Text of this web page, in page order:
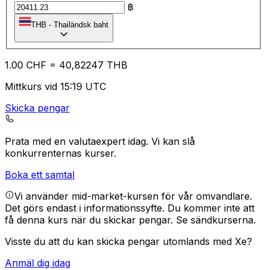
฿
THB - Thailändsk baht
1.00 CHF = 40,82247 THB
Mittkurs vid 15:19 UTC
Skicka pengar
Prata med en valutaexpert idag. Vi kan slå
konkurrenternas kurser.
Boka ett samtal
Vi använder mid-market-kursen för vår omvandlare.
Det görs endast i informationssyfte. Du kommer inte att
få denna kurs när du skickar pengar. Se sändkurserna.
Visste du att du kan skicka pengar utomlands med Xe?
Anmäl dig idag